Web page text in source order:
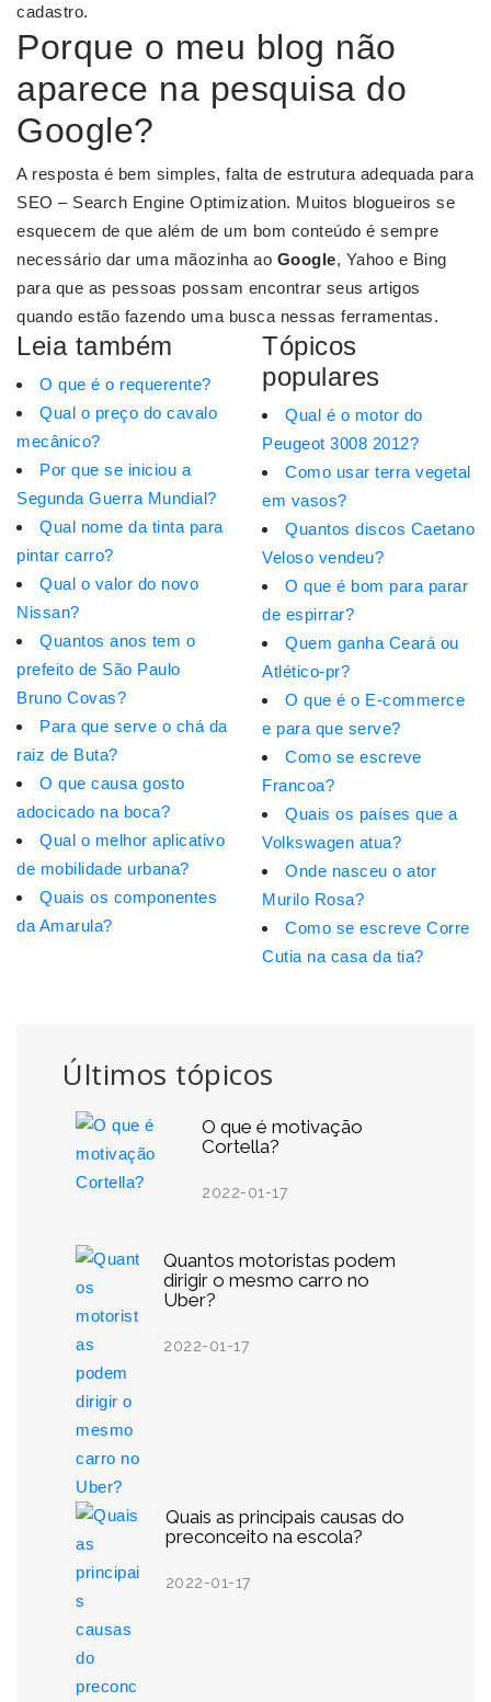
Últimos tópicos
O que é motivação
Cortella?
2022-01-17
Quantos motoristas podem
dirigir o mesmo carro no
Uber?
2022-01-17
Quais as principais causas do
preconceito na escola?
2022-01-17
cadastro.
Porque o meu blog não
aparece na pesquisa do
Google?
A resposta é bem simples, falta de estrutura adequada para
SEO – Search Engine Optimization. Muitos blogueiros se
esquecem de que além de um bom conteúdo é sempre
necessário dar uma mãozinha ao Google, Yahoo e Bing
para que as pessoas possam encontrar seus artigos
quando estão fazendo uma busca nessas ferramentas.
Leia também
O que é o requerente?
Qual o preço do cavalo
mecânico?
Por que se iniciou a
Segunda Guerra Mundial?
Qual nome da tinta para
pintar carro?
Qual o valor do novo
Nissan?
Quantos anos tem o
prefeito de São Paulo
Bruno Covas?
Para que serve o chá da
raiz de Buta?
O que causa gosto
adocicado na boca?
Qual o melhor aplicativo
de mobilidade urbana?
Quais os componentes
da Amarula?
Tópicos
populares
Qual é o motor do
Peugeot 3008 2012?
Como usar terra vegetal
em vasos?
Quantos discos Caetano
Veloso vendeu?
O que é bom para parar
de espirrar?
Quem ganha Ceará ou
Atlético-pr?
O que é o E-commerce
e para que serve?
Como se escreve
Francoa?
Quais os países que a
Volkswagen atua?
Onde nasceu o ator
Murilo Rosa?
Como se escreve Corre
Cutia na casa da tia?